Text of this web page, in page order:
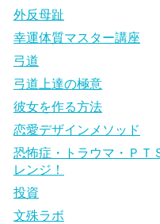
外反母趾
幸運体質マスター講座
弓道
弓道上達の極意
彼女を作る方法
恋愛デザインメソッド
恐怖症・トラウマ・ＰＴ
レンジ！
投資
文殊ラボ